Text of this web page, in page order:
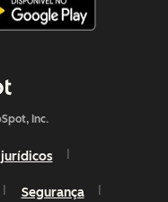
Inc.
Segurança